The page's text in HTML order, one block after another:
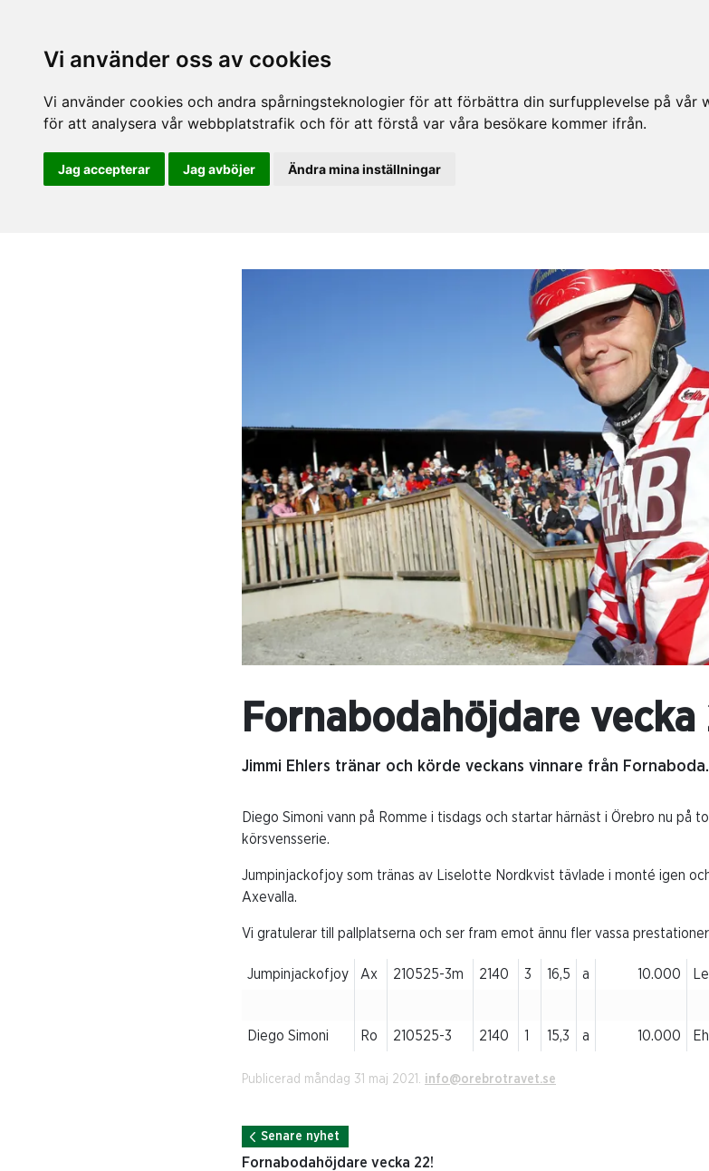
Vi använder oss av cookies
Vi använder cookies och andra spårningsteknologier för att förbättra din surfupplevelse på
för att analysera vår webbplatstrafik och för att förstå var våra besökare kommer ifrån.
Jag accepterar Jag avböjer Ändra mina inställningar
Fornabodahöjdare vecka
Jimmi Ehlers tränar och körde veckans vinnare från Fornaboda.
Diego Simoni vann på Romme i tisdags och startar härnäst i Örebro nu på
körsvensserie.
Jumpinjackofjoy som tränas av Liselotte Nordkvist tävlade i monté igen
Axevalla.
Vi gratulerar till pallplatserna och ser fram emot ännu fler vassa
Jumpinjackofjoy Ax 210525-3m 2140 3 16,5 a 10.000
Diego Simoni Ro 210525-3 2140 1 15,3 a 10.000
Publicerad måndag 31 maj 2021. info@orebrotravet.se
Senare nyhet
Fornabodahöjdare vecka 22!